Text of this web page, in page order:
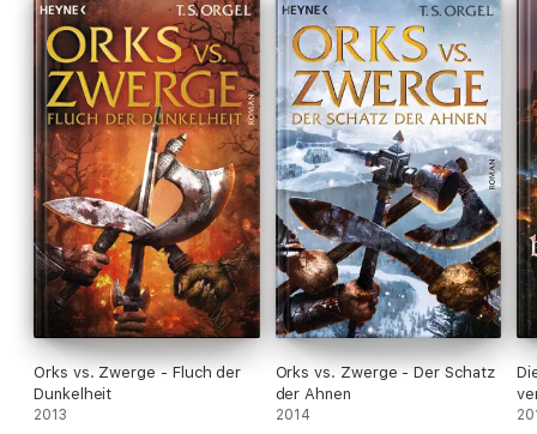
Orks vs. Zwerge - Fluch der
Dunkelheit
2013
Orks vs. Zwerge - Der Schatz
der Ahnen
2014